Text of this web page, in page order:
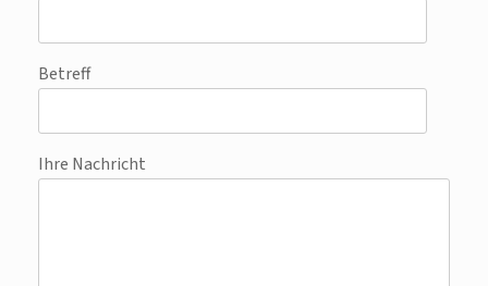
Betreff
Ihre Nachricht